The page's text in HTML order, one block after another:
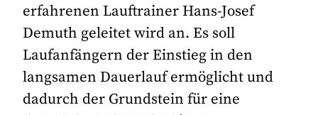
erfahrenen Lauftrainer Hans-Josef
Demuth geleitet wird an. Es soll
Laufanfängern der Einstieg in den
langsamen Dauerlauf ermöglicht und
dadurch der Grundstein für eine